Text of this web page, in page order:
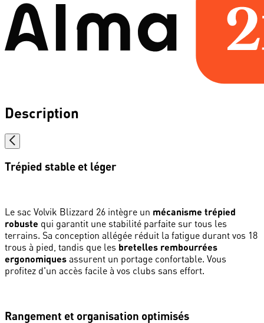
Description
Trépied stable et léger
Le sac Volvik Blizzard 26 intègre un mécanisme trépied
robuste qui garantit une stabilité parfaite sur tous les
terrains. Sa conception allégée réduit la fatigue durant vos 18
trous à pied, tandis que les bretelles rembourrées
ergonomiques assurent un portage confortable. Vous
profitez d'un accès facile à vos clubs sans effort.
Rangement et organisation optimisés